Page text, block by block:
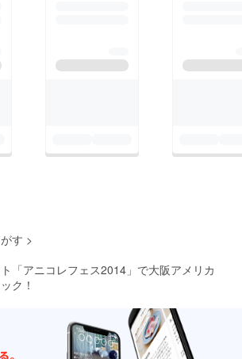
す >
「アニコレフェス2014」で大阪アメリカ
ク！